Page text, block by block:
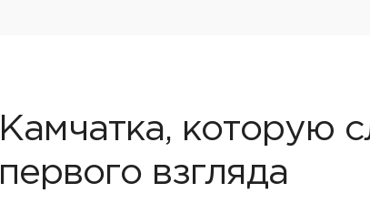
Камчатка, которую
первого взгляда